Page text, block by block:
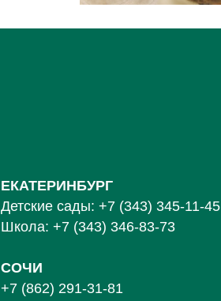
ЕКАТЕРИНБУРГ
Детские сады: +7 (343) 345-11-45
Школа: +7 (343) 346-83-73
СОЧИ
+7 (862) 291-31-81